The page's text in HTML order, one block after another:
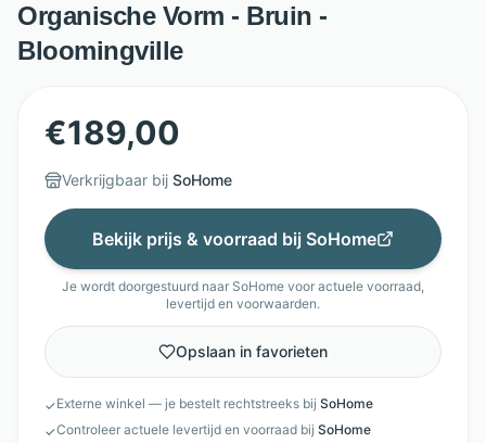
Organische Vorm - Bruin -
Bloomingville
€189,00
Verkrijgbaar bij SoHome
Bekijk prijs & voorraad bij SoHome
Je wordt doorgestuurd naar SoHome voor actuele voorraad,
levertijd en voorwaarden.
Opslaan in favorieten
✓Externe winkel — je bestelt rechtstreeks bij SoHome
✓Controleer actuele levertijd en voorraad bij SoHome